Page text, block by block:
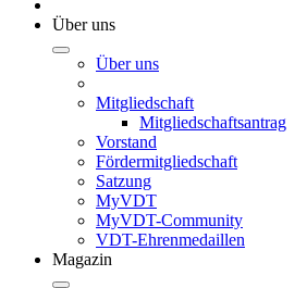
Über uns
Über uns
Mitgliedschaft
Mitgliedschaftsantrag
Vorstand
Fördermitgliedschaft
Satzung
MyVDT
MyVDT-Community
VDT-Ehrenmedaillen
Magazin